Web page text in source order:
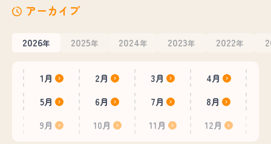
アーカイブ
2026年 2025年 2024年 2023年 2022年
1月 2月 3月
4月
5月
6月 7月
8月
9月
10月 11月 12月